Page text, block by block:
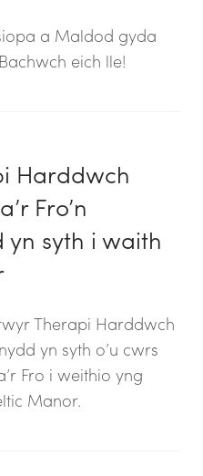
a Maldod gyda
eich lle!
Harddwch
Fro’n
syth i waith
Therapi Harddwch
yn syth o’u cwrs
Fro i weithio yng
Manor.